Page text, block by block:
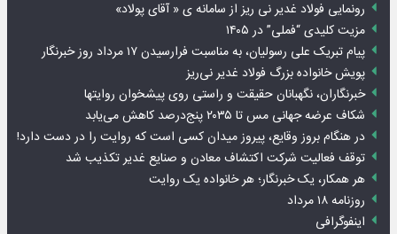
رونمایی فولاد غدیر نی ریز از سامانه ی « آقای پولاد»
مزیت کلیدی “فملی” در ۱۴۰۵
پیام تبریک علی رسولیان، به مناسبت فرارسیدن ۱۷ مرداد روز خبرنگار
پویش خانواده بزرگ فولاد غدیر نی‌ریز
خبرنگاران، نگهبانان حقیقت و راستی روی پیشخوان روایت­ها
شکاف عرضه جهانی مس تا ۲۰۳۵ پنج‌درصد کاهش می‌یابد
در هنگام بروز وقایع، پیروز میدان کسی است که روایت را در دست دارد!
توقف فعالیت شرکت اکتشاف معادن و صنایع غدیر تکذیب شد
هر همکار، یک خبرنگار؛ هر خانواده یک روایت
روزنامه ۱۸ مرداد
اینفوگرافی